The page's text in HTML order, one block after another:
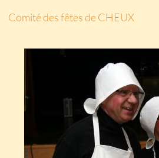
Comité des fêtes de CHEUX